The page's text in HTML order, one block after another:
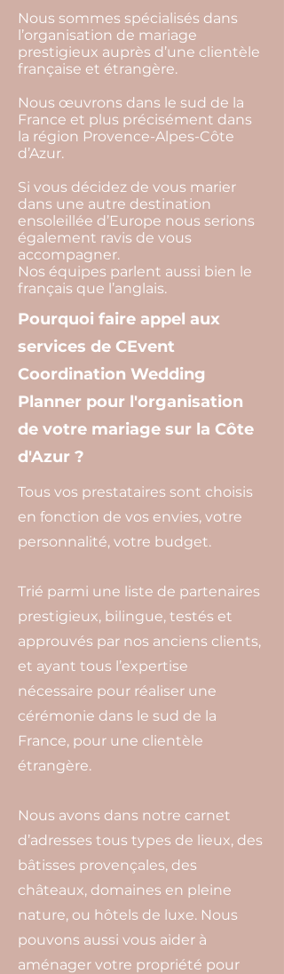
Nous sommes spécialisés dans
l’organisation de mariage
prestigieux auprès d’une clientèle
française et étrangère.
Nous œuvrons dans le sud de la
France et plus précisément dans
la région Provence-Alpes-Côte
d’Azur.
Si vous décidez de vous marier
dans une autre destination
ensoleillée d’Europe nous serions
également ravis de vous
accompagner.
Nos équipes parlent aussi bien le
français que l’anglais.
Pourquoi faire appel aux
services de CEvent
Coordination Wedding
Planner pour l'organisation
de votre mariage sur la Côte
d'Azur ?
Tous vos prestataires sont choisis
en fonction de vos envies, votre
personnalité, votre budget.
Trié parmi une liste de partenaires
prestigieux, bilingue, testés et
approuvés par nos anciens clients,
et ayant tous l’expertise
nécessaire pour réaliser une
cérémonie dans le sud de la
France, pour une clientèle
étrangère.
Nous avons dans notre carnet
d’adresses tous types de lieux, des
bâtisses provençales, des
châteaux, domaines en pleine
nature, ou hôtels de luxe. Nous
pouvons aussi vous aider à
aménager votre propriété pour